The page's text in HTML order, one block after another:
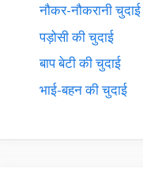
नौकर-नौकरानी चुदाई
पड़ोसी की चुदाई
बाप बेटी की चुदाई
भाई-बहन की चुदाई